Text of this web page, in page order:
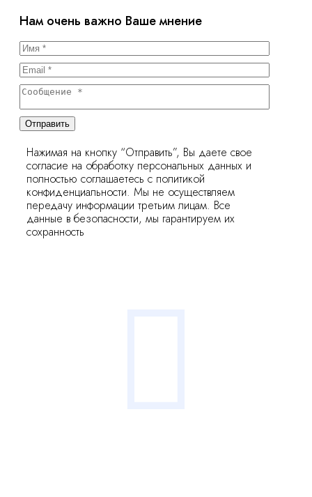
Нам очень важно Ваше мнение
Отправить
Нажимая на кнопку “Отправить”, Вы даете свое
согласие на обработку персональных данных и
полностью соглашаетесь с политикой
конфиденциальности. Мы не осуществляем
передачу информации третьим лицам. Все
данные в безопасности, мы гарантируем их
сохранность